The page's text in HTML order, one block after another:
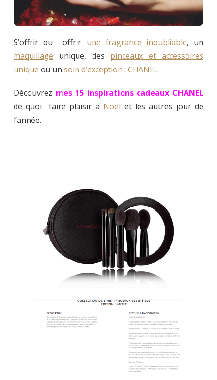
S’offrir ou offrir une fragrance inoubliable, un
maquillage unique, des pinceaux et accessoires
unique ou unsoin d’exception :CHANEL
Découvrez mes 15 inspirations cadeaux CHANEL
de quoi faire plaisir à Noël et les autres jour de
l’année.